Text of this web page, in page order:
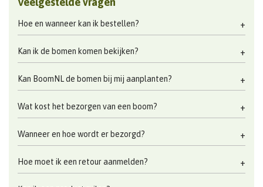
Hoe en wanneer kan ik bestellen?
Kan ik de bomen komen bekijken?
Kan BoomNL de bomen bij mij aanplanten?
Wat kost het bezorgen van een boom?
Wanneer en hoe wordt er bezorgd?
Hoe moet ik een retour aanmelden?